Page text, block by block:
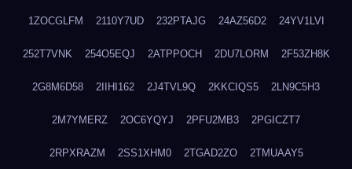
1ZOCGLFM 2110Y7UD 232PTAJG 24AZ56D2 24YV1LVI
252T7VNK 254O5EQJ 2ATPPOCH 2DU7LORM 2F53ZH8K
2G8M6D58 2IIHI162 2J4TVL9Q 2KKCIQS5 2LN9C5H3
2M7YMERZ 2OC6YQYJ 2PFU2MB3 2PGICZT7
2RPXRAZM 2SS1XHM0 2TGAD2ZO 2TMUAAY5